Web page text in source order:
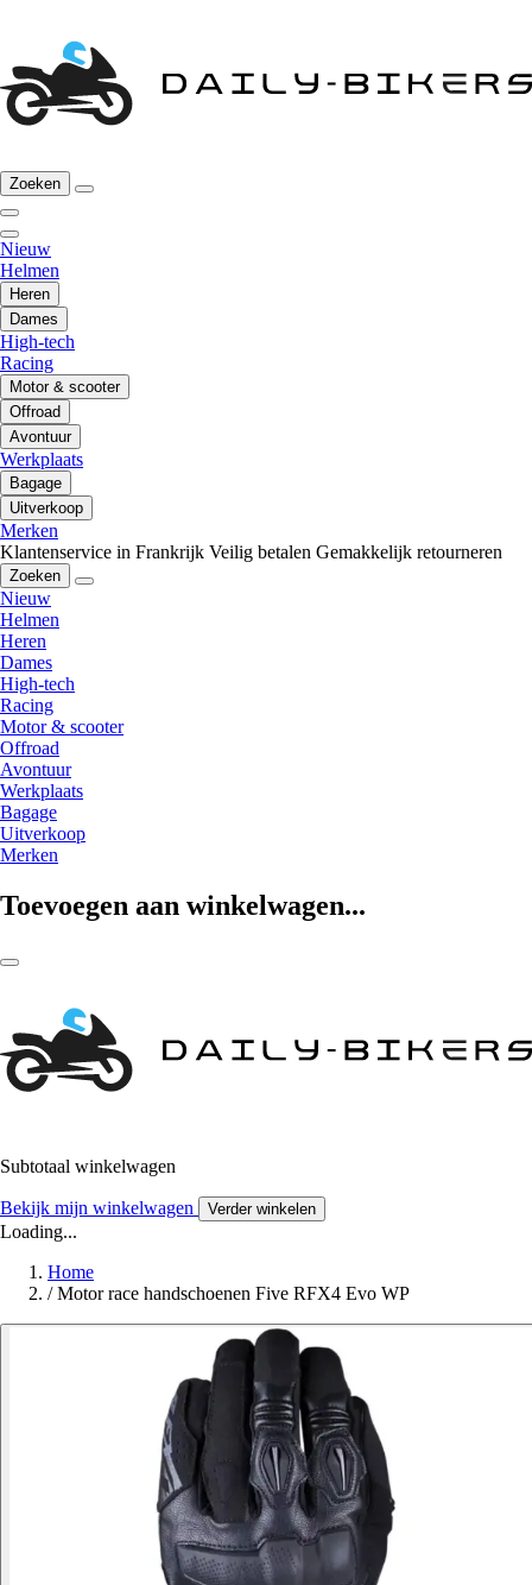
Zoeken
Nieuw
Helmen
Heren
Dames
High-tech
Racing
Motor & scooter
Offroad
Avontuur
Werkplaats
Bagage
Uitverkoop
Merken
Klantenservice in Frankrijk Veilig betalen Gemakkelijk retourneren
Zoeken
Nieuw
Helmen
Heren
Dames
High-tech
Racing
Motor & scooter
Offroad
Avontuur
Werkplaats
Bagage
Uitverkoop
Merken
Toevoegen aan winkelwagen...
Subtotaal winkelwagen
Bekijk mijn winkelwagen Verder winkelen
Loading...
Home
/ Motor race handschoenen Five RFX4 Evo WP